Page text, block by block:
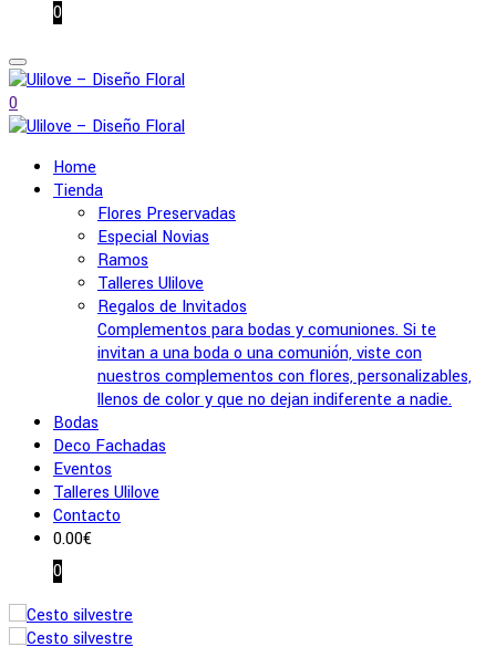
0
0
Home
Tienda
Flores Preservadas
Especial Novias
Ramos
Talleres Ulilove
Regalos de Invitados
Complementos para bodas y comuniones. Si te
invitan a una boda o una comunión, viste con
nuestros complementos con flores, personalizables,
llenos de color y que no dejan indiferente a nadie.
Bodas
Deco Fachadas
Eventos
Talleres Ulilove
Contacto
0.00€
0